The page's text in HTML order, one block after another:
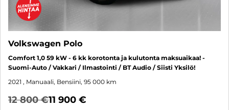
Volkswagen Polo
Comfort 1,0 59 kW - 6 kk korotonta ja kulutonta maksuaikaa! -
Suomi-Auto / Vakkari / Ilmastointi / BT Audio / Siisti Yksilö!
2021 , Manuaali, Bensiini, 95 000 km
12 800 €11 900 €